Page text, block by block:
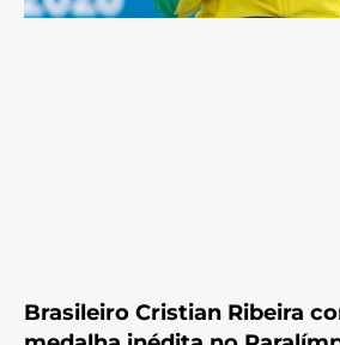
Brasileiro Cristian Ribeira